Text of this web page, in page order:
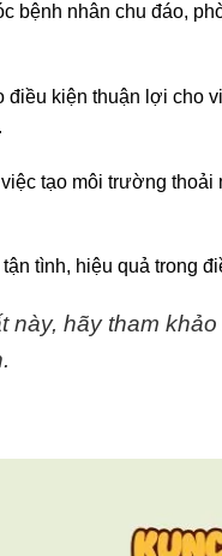
bệnh nhân chu đáo,
kiện thuận lợi cho
tạo môi trường
tình, hiệu quả trong
này, hãy tham